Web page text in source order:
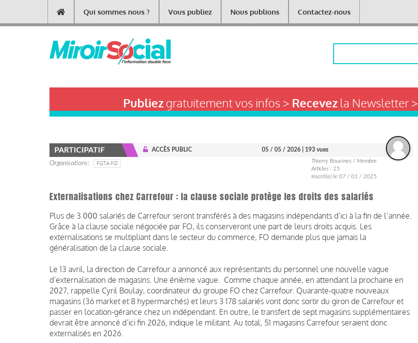
contenu
Main
navigation
Qui sommes nous ? Vous publiez Nous publions Contactez-nous
Publiezgratuitement vos infos > Recevezla Newsletter >
PARTICIPATIF ACCÈS PUBLIC 05 / 05 / 2026 | 193 vues
Organisations FGTA FO
Thierry Bouvines / Membre
Articles : 25
Inscrit(e) le 07 / 01 / 2025
Externalisations chez Carrefour : la clause sociale protège les droits des salariés
Plus de 3 000 salariés de Carrefour seront transférés à des magasins indépendants d’ici à la fin de l’année.
Grâce à la clause sociale négociée par FO, ils conserveront une part de leurs droits acquis. Les
externalisations se multipliant dans le secteur du commerce, FO demande plus que jamais la
généralisation de la clause sociale.
Le 13 avril, la direction de Carrefour a annoncé aux représentants du personnel une nouvelle vague
d’externalisation de magasins. Une énième vague. Comme chaque année, en attendant la prochaine en
2027, rappelle Cyril Boulay, coordinateur du groupe FO chez Carrefour. Quarante-quatre nouveaux
magasins (36 market et 8 hypermarchés) et leurs 3 178 salariés vont donc sortir du giron de Carrefour et
passer en location-gérance chez un indépendant. En outre, le transfert de sept magasins supplémentaires
devrait être annoncé d’ici fin 2026, indique le militant. Au total, 51 magasins Carrefour seraient donc
externalisés en 2026.